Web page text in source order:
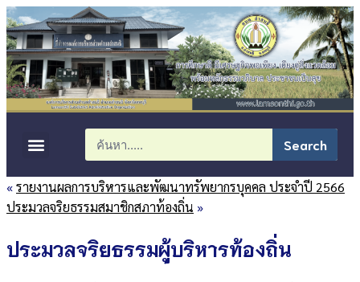
Search
«รายงานผลการบริหารและพัฒนาทรัพยากรบุคคล ประจำปี 2566
ประมวลจริยธรรมสมาชิกสภาท้องถิ่น »
ประมวลจริยธรรมผู้บริหารท้องถิ่น